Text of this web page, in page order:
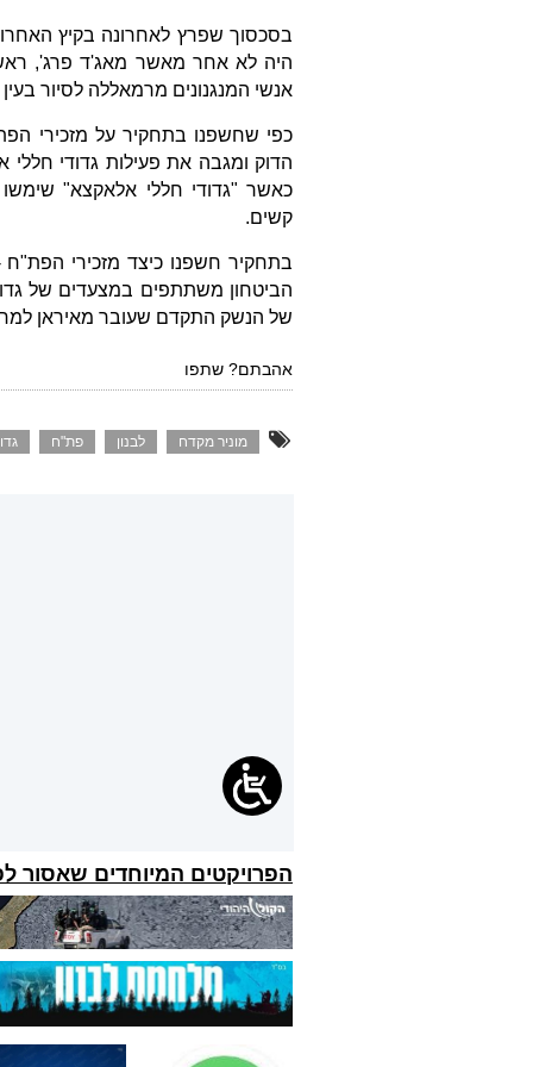
בסכסוך שפרץ לאחרונה בקיץ
היה לא אחר מאשר מאג'ד פרג',
אנשי המנגנונים מרמאללה לסיור
כפי שחשפנו בתחקיר על מזכירי
כאשר "גדודי חללי אלאקצא"
קשים.
בתחקיר חשפנו כיצד מזכירי הפת"ח
הביטחון משתתפים במצעדים של
של הנשק התקדם שעובר מאיראן
אהבתם? שתפו
מוניר מקדח לבנון פת"ח
הפרויקטים המיוחדים שאסור